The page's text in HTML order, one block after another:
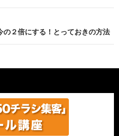
２倍にする！とっておきの方法